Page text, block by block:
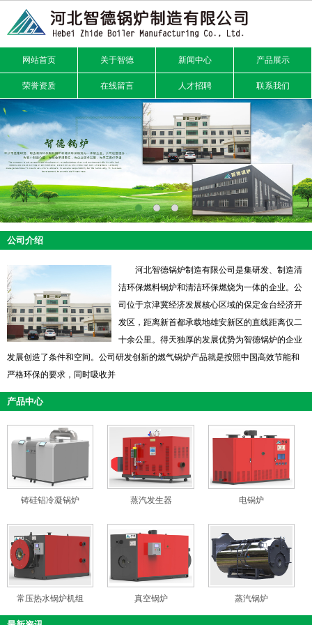
网站首页 关于智德 新闻中心 产品展示
荣誉资质 在线留言 人才招聘 联系我们
公司介绍
河北智德锅炉制造有限公司是集研发、制造清
洁环保燃料锅炉和清洁环保燃烧为一体的企业。公
司位于京津冀经济发展核心区域的保定金台经济开
发区，距离新首都承载地雄安新区的直线距离仅二
十余公里。得天独厚的发展优势为智德锅炉的企业
发展创造了条件和空间。公司研发创新的燃气锅炉产品就是按照中国高效节能和
严格环保的要求，同时吸收并
产品中心
铸硅铝冷凝锅炉 蒸汽发生器 电锅炉
常压热水锅炉机组 真空锅炉 蒸汽锅炉